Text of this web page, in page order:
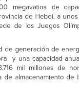
megavatios de
de Hebei, a
de los Juegos
de generación de
y una capacidad
mil millones de
de almacenamiento de